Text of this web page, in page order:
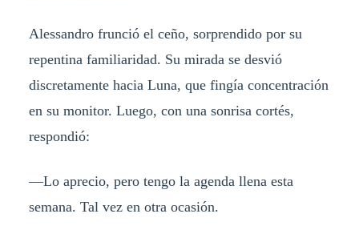
Alessandro frunció el ceño, sorprendido por su
repentina familiaridad. Su mirada se desvió
discretamente hacia Luna, que fingía concentración
en su monitor. Luego, con una sonrisa cortés,
respondió:
—Lo aprecio, pero tengo la agenda llena esta
semana. Tal vez en otra ocasión.